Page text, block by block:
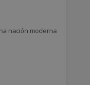
nación moderna